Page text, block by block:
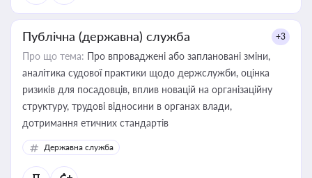
Публічна (державна) служба +3
Про що тема: Про впроваджені або заплановані зміни,
аналітика судової практики щодо держслужби, оцінка
ризиків для посадовців, вплив новацій на організаційну
структуру, трудові відносини в органах влади,
дотримання етичних стандартів
Державна служба